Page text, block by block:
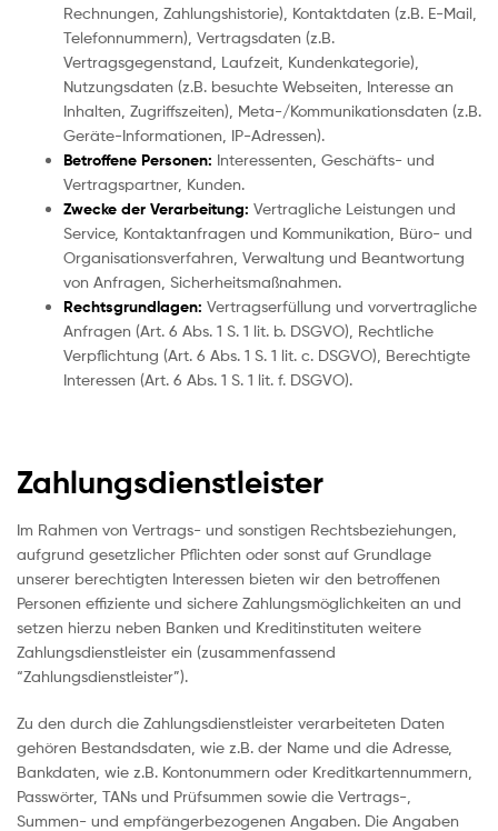
Rechnungen, Zahlungshistorie), Kontaktdaten (z.B. E-Mail,
Telefonnummern), Vertragsdaten (z.B.
Vertragsgegenstand, Laufzeit, Kundenkategorie),
Nutzungsdaten (z.B. besuchte Webseiten, Interesse an
Inhalten, Zugriffszeiten), Meta-/Kommunikationsdaten (z.B.
Geräte-Informationen, IP-Adressen).
Betroffene Personen: Interessenten, Geschäfts- und
Vertragspartner, Kunden.
Zwecke der Verarbeitung: Vertragliche Leistungen und
Service, Kontaktanfragen und Kommunikation, Büro- und
Organisationsverfahren, Verwaltung und Beantwortung
von Anfragen, Sicherheitsmaßnahmen.
Rechtsgrundlagen: Vertragserfüllung und vorvertragliche
Anfragen (Art. 6 Abs. 1 S. 1 lit. b. DSGVO), Rechtliche
Verpflichtung (Art. 6 Abs. 1 S. 1 lit. c. DSGVO), Berechtigte
Interessen (Art. 6 Abs. 1 S. 1 lit. f. DSGVO).
Zahlungsdienstleister
Im Rahmen von Vertrags- und sonstigen Rechtsbeziehungen,
aufgrund gesetzlicher Pflichten oder sonst auf Grundlage
unserer berechtigten Interessen bieten wir den betroffenen
Personen effiziente und sichere Zahlungsmöglichkeiten an und
setzen hierzu neben Banken und Kreditinstituten weitere
Zahlungsdienstleister ein (zusammenfassend
“Zahlungsdienstleister”).
Zu den durch die Zahlungsdienstleister verarbeiteten Daten
gehören Bestandsdaten, wie z.B. der Name und die Adresse,
Bankdaten, wie z.B. Kontonummern oder Kreditkartennummern,
Passwörter, TANs und Prüfsummen sowie die Vertrags-,
Summen- und empfängerbezogenen Angaben. Die Angaben